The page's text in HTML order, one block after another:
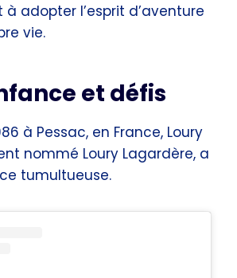
adopter l’esprit d’aventure
vie.
et défis
à Pessac, en France, Loury
nommé Loury Lagardère, a
tumultueuse.